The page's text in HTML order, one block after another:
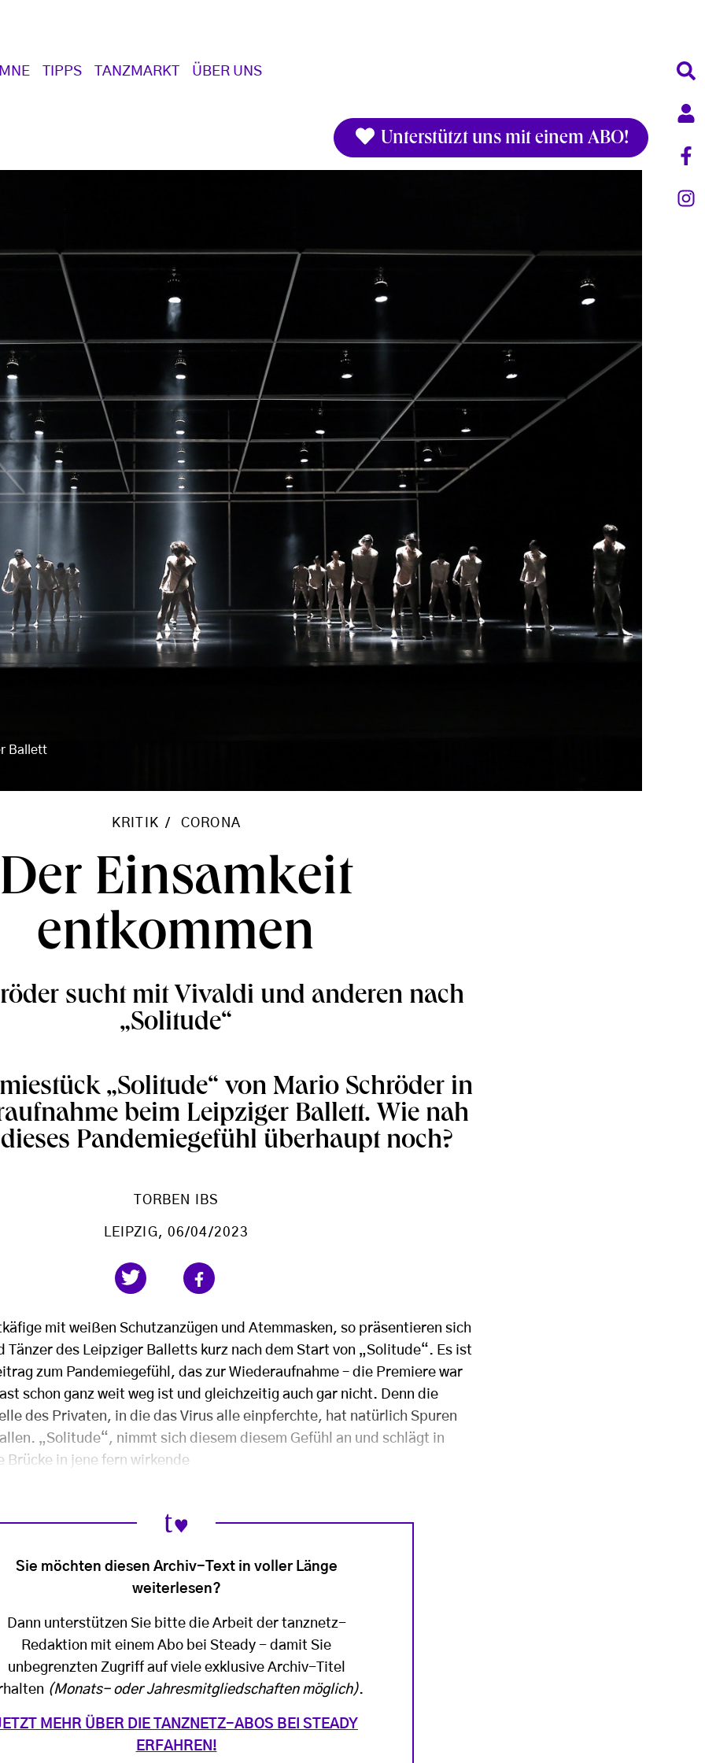
TIPPS TANZMARKT ÜBER UNS
Unterstützt uns mit einem ABO!
Ballett
KRITIK CORONA
Der Einsamkeit
entkommen
sucht mit Vivaldi und anderen nach
„Solitude“
„Solitude“ von Mario Schröder in
beim Leipziger Ballett. Wie nah
Pandemiegefühl überhaupt noch?
TORBEN IBS
LEIPZIG, 06/04/2023
mit weißen Schutzanzügen und Atemmasken, so präsentieren sich
Tänzer des Leipziger Balletts kurz nach dem Start von „Solitude“. Es ist
zum Pandemiegefühl, das zur Wiederaufnahme – die Premiere war
schon ganz weit weg ist und gleichzeitig auch gar nicht. Denn die
des Privaten, in die das Virus alle einpferchte, hat natürlich Spuren
„Solitude“, nimmt sich diesem diesem Gefühl an und schlägt in
Brücke in jene fern wirkende
Sie möchten diesen Archiv-Text in voller Länge
weiterlesen?
Dann unterstützen Sie bitte die Arbeit der tanznetz-
Redaktion mit einem Abo bei Steady - damit Sie
unbegrenzten Zugriff auf viele exklusive Archiv-Titel
(Monats- oder Jahresmitgliedschaften möglich).
MEHR ÜBER DIE TANZNETZ-ABOS BEI STEADY
ERFAHREN!